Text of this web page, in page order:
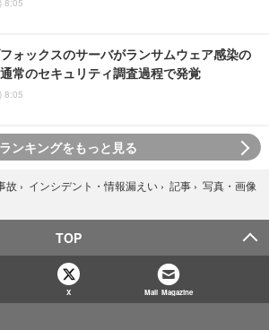
8:05
ォックスのサーバがランサムウェア感染の
常のセキュリティ調査過程で発覚
8:05
ランキングをもっと見る
故 › インシデント・情報漏えい › 記事 › 写真・画像
TOP
X Mail Magazine